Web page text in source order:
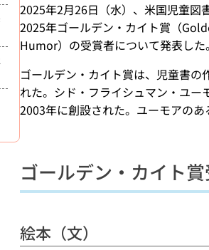
2025年2月26日（水）、米国児童
2025年ゴールデン・カイト賞（
Humor）の受賞者について発表した。
ゴールデン・カイト賞は、児童書
れた。シド・フライシュマン・ユー
2003年に創設された。ユーモアのあ
ゴールデン・カイト賞
絵本（文）